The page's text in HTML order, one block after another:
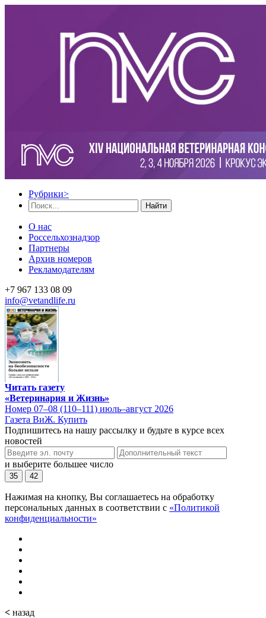
Рубрики>
Найти
О нас
Россельхознадзор
Партнеры
Архив номеров
Рекламодателям
+7 967 133 08 09
info@vetandlife.ru
Читать газету
«Ветеринария и Жизнь»
Номер 07–08 (110–111) июль–август 2026
Газета ВиЖ. Купить
Подпишитесь на нашу рассылку и будьте в курсе всех
новостей
и выберите большее число
35 42
Нажимая на кнопку, Вы соглашаетесь на обработку
персональных данных в соответствии с «Политикой
конфиденциальности»
< назад